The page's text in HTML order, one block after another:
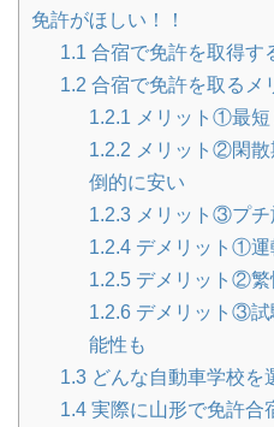
免許がほしい！！
1.1 合宿で免許を取得す
1.2 合宿で免許を取るメ
1.2.1 メリット①最短
1.2.2 メリット②閑
倒的に安い
1.2.3 メリット③プチ
1.2.4 デメリット①運
1.2.5 デメリット②繁
1.2.6 デメリット③試
能性も
1.3 どんな自動車学校を
1.4 実際に山形で免許合